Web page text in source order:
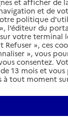
et afficher de
et de
politique
l’éditeur du
votre terminal
», ces
», vous
consentez.
13 mois et
tout moment